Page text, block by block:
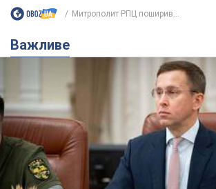
Митрополит РПЦ поширив...
Важливе